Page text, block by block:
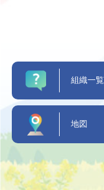
組織一
地図